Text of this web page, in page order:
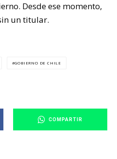
Desde ese momento,
un titular.
GOBIERNO DE CHILE
COMPARTIR